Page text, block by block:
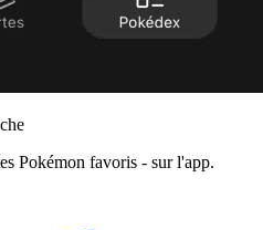
Pokémon favoris - sur l'app.